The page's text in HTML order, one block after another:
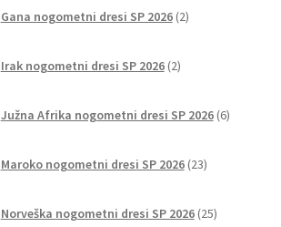
Gana nogometni dresi SP 2026 2izdelka
Irak nogometni dresi SP 2026 2izdelka
Južna Afrika nogometni dresi SP 2026 6izdelkov
Maroko nogometni dresi SP 2026 23izdelkov
Norveška nogometni dresi SP 2026 25izdelkov